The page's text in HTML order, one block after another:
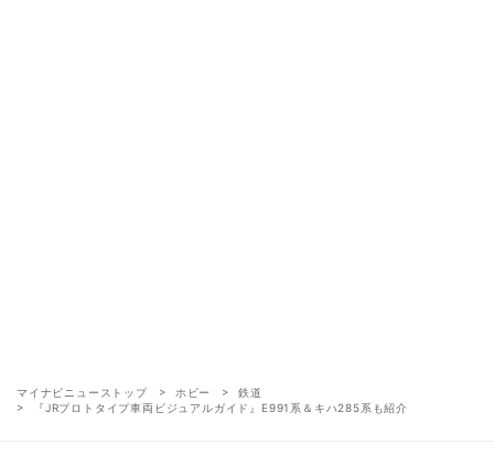
マイナビニューストップ ホビー
鉄道
『JRプロトタイプ車両ビジュアルガイド』E991系＆キハ285系も紹介